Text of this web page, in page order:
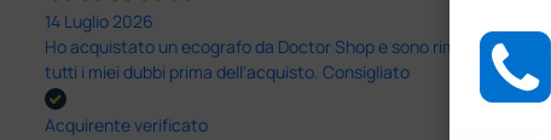
14 Luglio 2026
Ho acquistato un ecografo da Doctor Shop e sono rimasto
tutti i miei dubbi prima dell'acquisto. Consigliato
Acquirente verificato